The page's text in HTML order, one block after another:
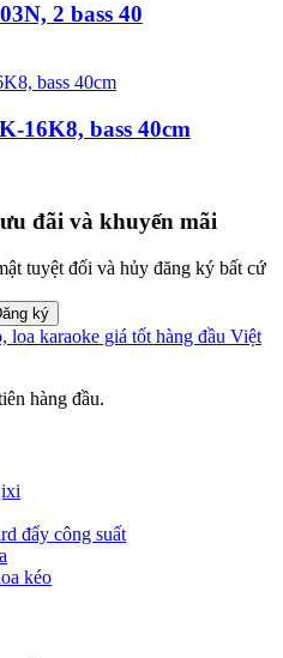
2 bass 40
16K8, bass 40cm
đãi và khuyến mãi
tuyệt đối và hủy đăng ký bất cứ
ký
hàng đầu.
đẩy công suất
kéo